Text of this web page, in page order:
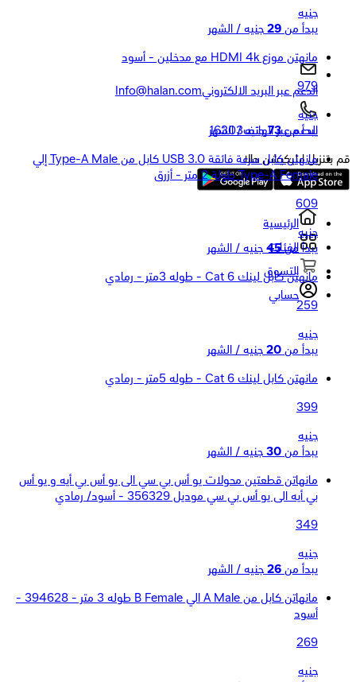
جنيه
يبدأ من 29 جنيه / الشهر
مانهتن موزع HDMI 4k مع مدخلين - أسود
979
جنيه
يبدأ من 73 جنيه / الشهر
مانهتن كابل سرعة فائقة USB 3.0 كابل من Type-A Male إلي
Type-A Female طولة 2 متر - أزرق
609
جنيه
يبدأ من 45 جنيه / الشهر
مانهتن كابل لينك Cat 6 - طوله 3متر - رمادي
259
جنيه
يبدأ من 20 جنيه / الشهر
مانهتن كابل لينك Cat 6 - طوله 5متر - رمادي
399
جنيه
يبدأ من 30 جنيه / الشهر
مانهاتن قطعتين محولات يو أس بي سي الى يو أس بي أيه و يو أس
بي أيه الى يو أس بي سي موديل 356329 - أسود/ رمادي
349
جنيه
يبدأ من 26 جنيه / الشهر
مانهاتن كابل من A Male الي B Female طوله 3 متر - 394628 -
أسود
269
جنيه
الدعم عبر البريد الالكترونيInfo@halan.com
الدعم عبر الهاتف16303
قم بتنزيل ابليكيشن حالا
الرئيسية
الفئات
التسوق
حسابي